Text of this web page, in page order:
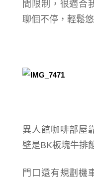
間限制，很適合
聊個不停，輕鬆
異人館咖啡部屋
壁是BK板塊牛排
門口還有規劃機